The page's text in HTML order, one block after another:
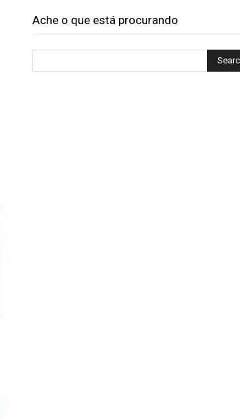
Ache o que está procurando